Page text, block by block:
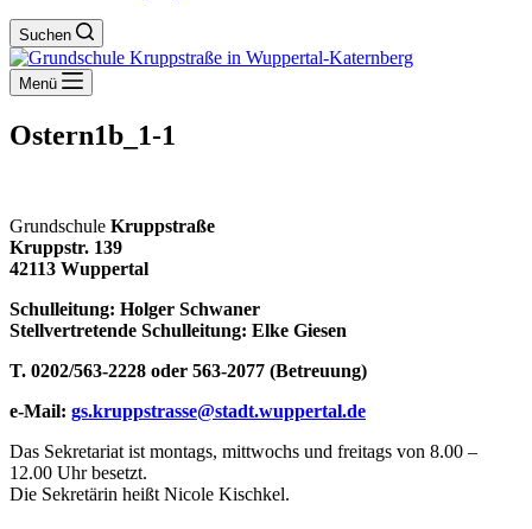
Suchen
Menü
Ostern1b_1-1
Grundschule Kruppstraße
Kruppstr. 139
42113 Wuppertal
Schulleitung: Holger Schwaner
Stellvertretende Schulleitung: Elke Giesen
T. 0202/563-2228 oder 563-2077 (Betreuung)
e-Mail: gs.kruppstrasse@stadt.wuppertal.de
Das Sekretariat ist montags, mittwochs und freitags von 8.00 –
12.00 Uhr besetzt.
Die Sekretärin heißt Nicole Kischkel.